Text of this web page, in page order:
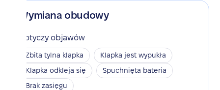
Wymiana obudowy
Dotyczy objawów
Zbita tylna klapka
Klapka jest wypukła
Klapka odkleja się
Spuchnięta bateria
Brak zasięgu